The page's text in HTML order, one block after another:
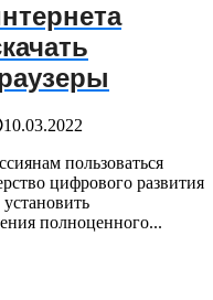
10.03.2022
пользоваться
цифрового развития
полноценного...